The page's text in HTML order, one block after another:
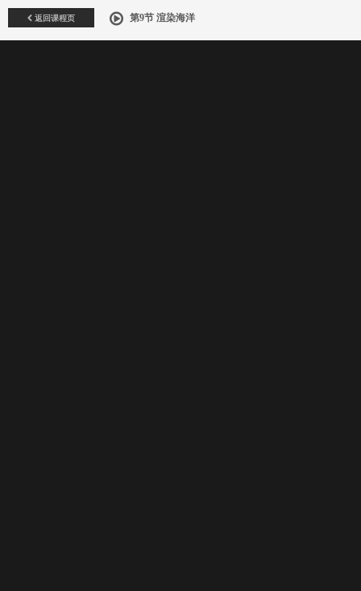
返回课程页 第9节 渲染海洋